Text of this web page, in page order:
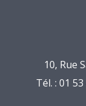
10, Rue
Tél. : 01